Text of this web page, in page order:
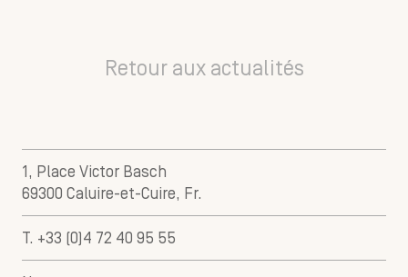
Retour aux actualités
1, Place Victor Basch
69300 Caluire-et-Cuire, Fr.
T. +33 (0)4 72 40 95 55